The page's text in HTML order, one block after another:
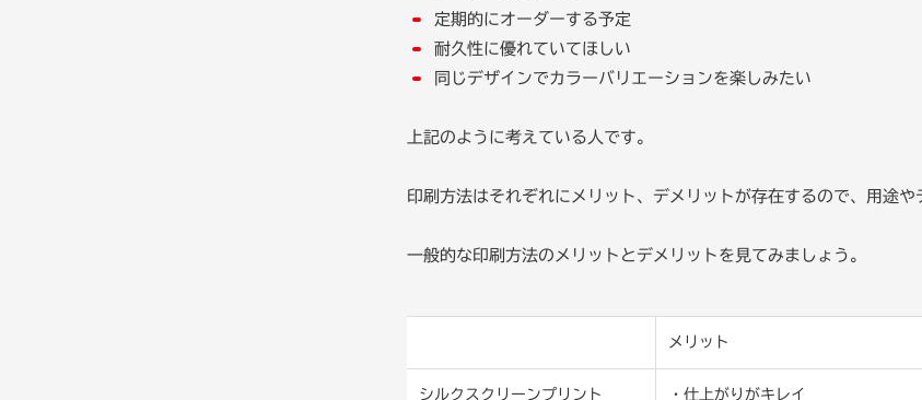
定期的にオーダーする予定
耐久性に優れていてほしい
同じデザインでカラーバリエーションを楽しみたい
上記のように考えている人です。
印刷方法はそれぞれにメリット、デメリットが存在するので、用途や
一般的な印刷方法のメリットとデメリットを見てみましょう。
メリット
シルクスクリーンプリント
・仕上がりがキレイ